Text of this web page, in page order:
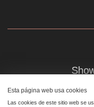
Plaza
Esta página web usa cookies
Las cookies de este sitio web se